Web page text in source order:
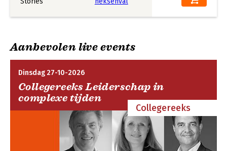
Aanbevolen live events
Dinsdag 27-10-2026
Collegereeks Leiderschap in
complexe tijden
Collegereeks